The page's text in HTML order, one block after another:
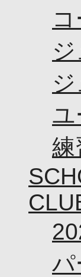
ユ
練
パ